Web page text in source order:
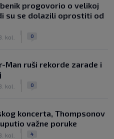
progovorio o velikoj
su se dolazili oprostiti od
kol. 0
Man ruši rekorde zarade i
kol. 0
koncerta, Thompsonov
važne poruke
kol. 4